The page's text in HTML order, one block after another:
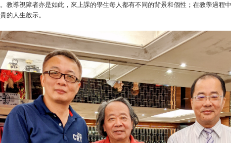
教導視障者亦是如此，來上課的學生每人都有不同的背景和個性；在教學過程
的人生啟示。